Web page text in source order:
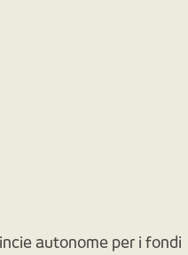
autonome per i fondi